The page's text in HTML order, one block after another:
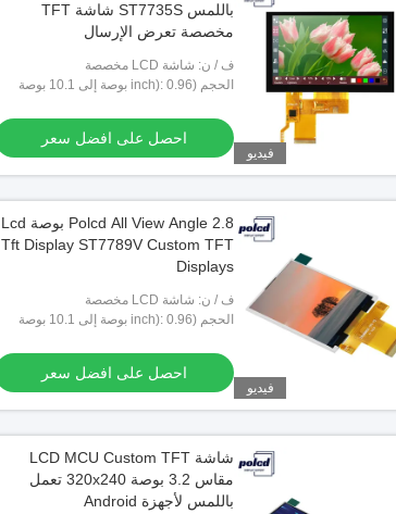
فيديو
باللمس ST7735S شاشة TFT
مخصصة تعرض الإرسال
ف / ن: شاشة LCD مخصصة
الحجم (inch): 0.96 بوصة إلى 10.1 بوصة
احصل على افضل سعر
فيديو
Polcd All View Angle 2.8 بوصة Lcd
Tft Display ST7789V Custom TFT
Displays
ف / ن: شاشة LCD مخصصة
الحجم (inch): 0.96 بوصة إلى 10.1 بوصة
احصل على افضل سعر
شاشة LCD MCU Custom TFT
مقاس 3.2 بوصة 320x240 تعمل
باللمس لأجهزة Android